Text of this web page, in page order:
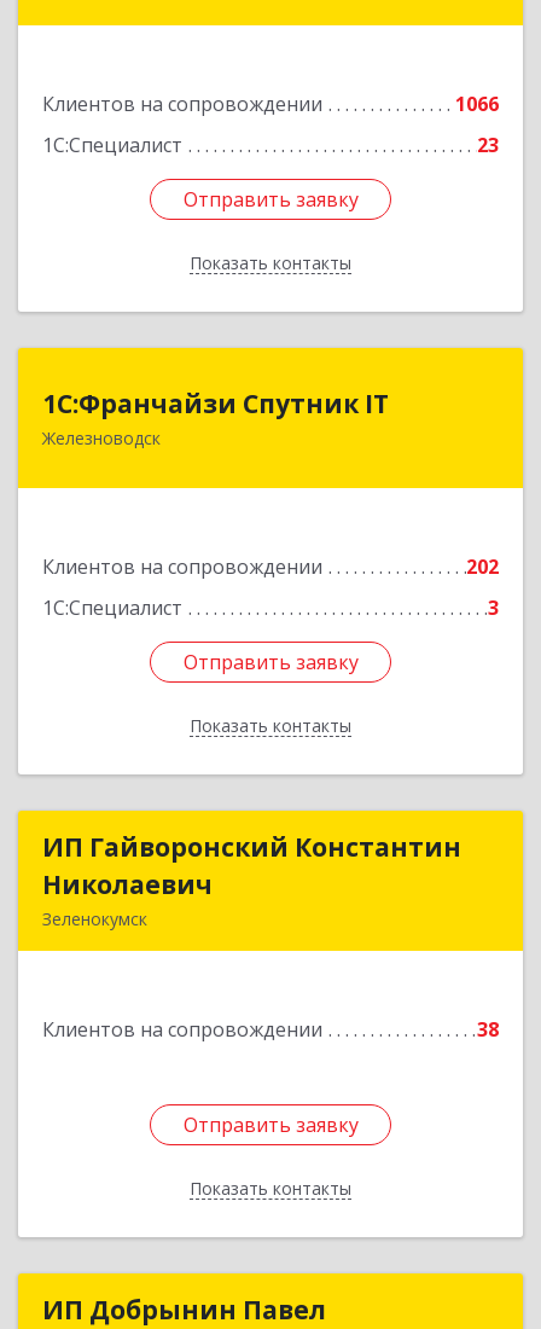
Клиентов на сопровождении
1066
1С:Специалист
23
Отправить заявку
Показать контакты
Отправить заявку
Назад
1С:Франчайзи Спутник IT
Железноводск
Клиентов на сопровождении
202
1С:Специалист
3
Отправить заявку
Показать контакты
1С:Франчайзи Спутник IT
357430, Ставропольский край, город-курорт
Подробнее
Отправить заявку
Назад
ИП Гайворонский Константин
Николаевич
Зеленокумск
Клиентов на сопровождении 38
Отправить заявку
Показать контакты
ИП Гайворонский Константин
Подробнее
Отправить заявку
Назад
ИП Добрынин ПавелИП Добрынин Павел